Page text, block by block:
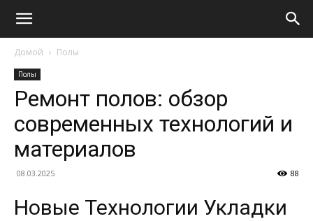
Домой Полы
Полы
Ремонт полов: обзор
современных технологий и
материалов
08.03.2025 88
Новые Технологии Укладки